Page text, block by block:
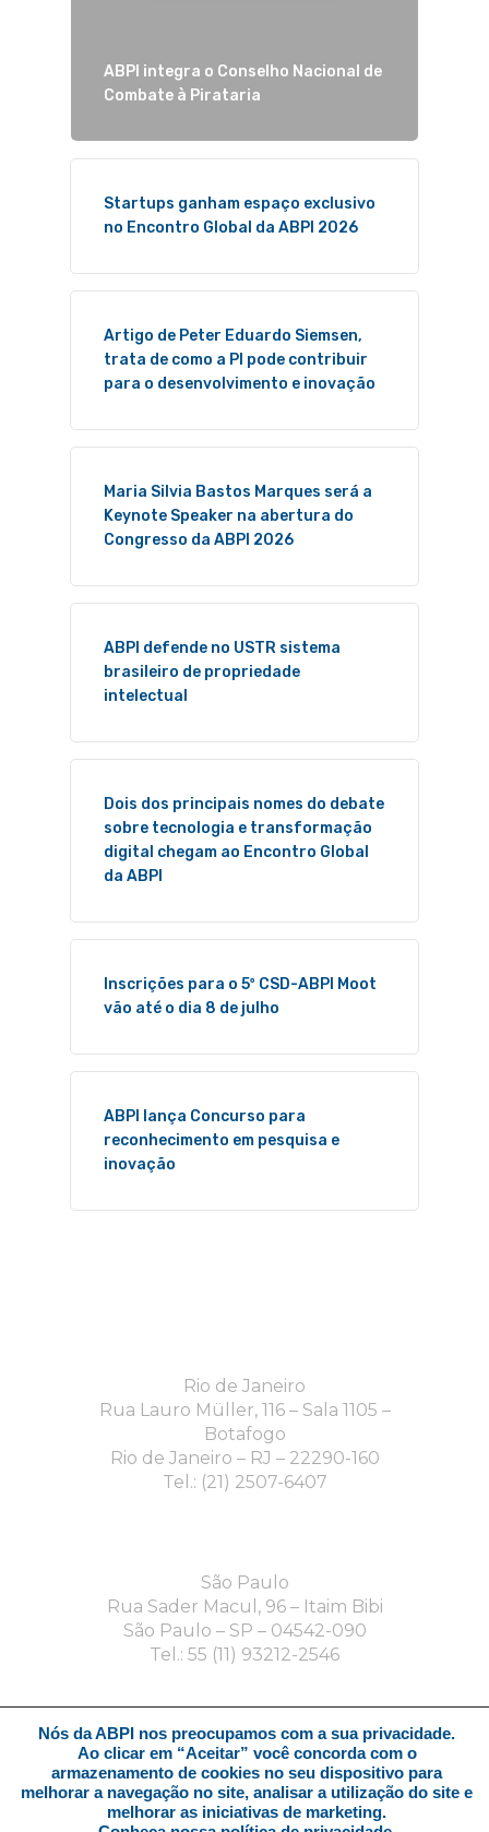
ABPI integra o Conselho Nacional de
Combate à Pirataria
Startups ganham espaço exclusivo
no Encontro Global da ABPI 2026
Artigo de Peter Eduardo Siemsen,
trata de como a PI pode contribuir
para o desenvolvimento e inovação
Maria Silvia Bastos Marques será a
Keynote Speaker na abertura do
Congresso da ABPI 2026
ABPI defende no USTR sistema
brasileiro de propriedade
intelectual
Dois dos principais nomes do debate
sobre tecnologia e transformação
digital chegam ao Encontro Global
da ABPI
Inscrições para o 5º CSD-ABPI Moot
vão até o dia 8 de julho
ABPI lança Concurso para
reconhecimento em pesquisa e
inovação
Rio de Janeiro
Rua Lauro Müller, 116 – Sala 1105 –
Botafogo
Rio de Janeiro – RJ – 22290-160
Tel.: (21) 2507-6407
São Paulo
Rua Sader Macul, 96 – Itaim Bibi
São Paulo – SP – 04542-090
Tel.: 55 (11) 93212-2546
© 2026 abpi. Associação Brasileira da
Propriedade Intelectual
Nós da ABPI nos preocupamos com a sua privacidade.
Ao clicar em “Aceitar” você concorda com o
armazenamento de cookies no seu dispositivo para
melhorar a navegação no site, analisar a utilização do site e
melhorar as iniciativas de marketing.